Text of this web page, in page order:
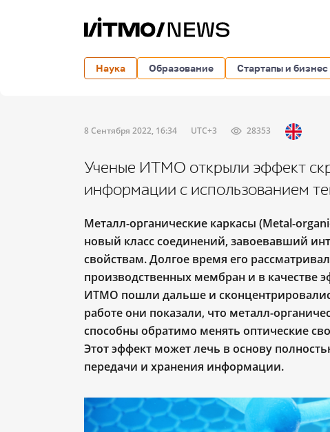
Наука Образование Стартапы и бизнес
8 Сентября 2022, 16:34 UTC+3 28353
Ученые ИТМО открыли эффект
информации с использованием
Металл-органические каркасы (Metal-
новый класс соединений, завоевавший
свойствам. Долгое время его
производственных мембран и в качестве
ИТМО пошли дальше и
работе они показали, что металл-
способны обратимо менять оптические
Этот эффект может лечь в основу
передачи и хранения информации.